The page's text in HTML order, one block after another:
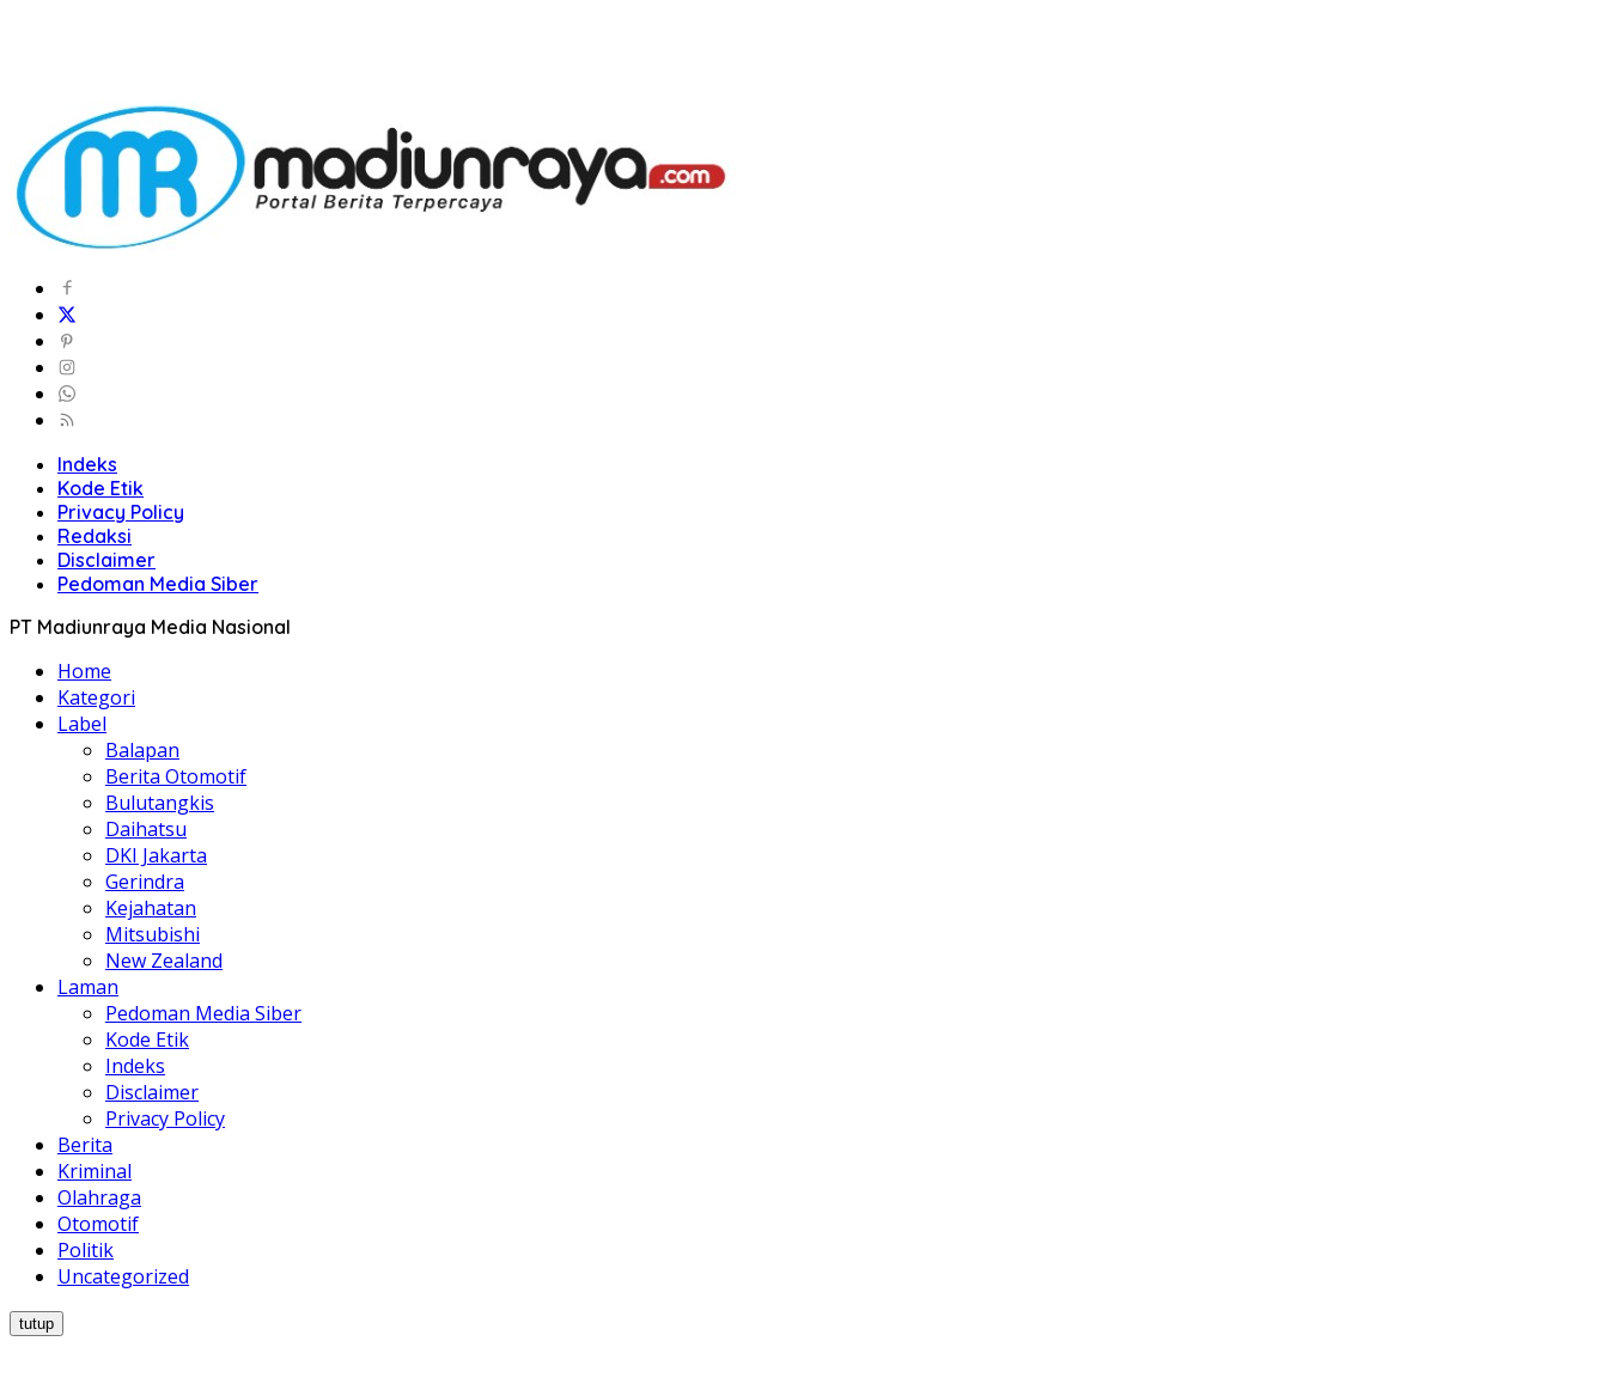
Indeks
Kode Etik
Privacy Policy
Redaksi
Disclaimer
Pedoman Media Siber
PT Madiunraya Media Nasional
Home
Kategori
Label
Balapan
Berita Otomotif
Bulutangkis
Daihatsu
DKI Jakarta
Gerindra
Kejahatan
Mitsubishi
New Zealand
Laman
Pedoman Media Siber
Kode Etik
Indeks
Disclaimer
Privacy Policy
Berita
Kriminal
Olahraga
Otomotif
Politik
Uncategorized
tutup